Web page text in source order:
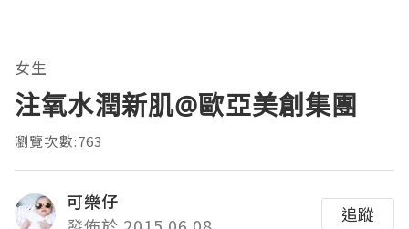
女生
注氧水潤新肌@歐亞美創集團
瀏覽次數:763
可樂仔
追蹤